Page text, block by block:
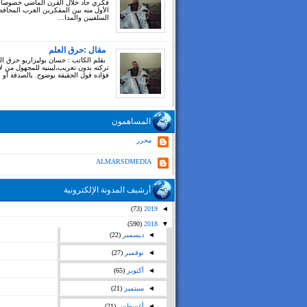
فكري حاد خلال القرن الماضي
الأول منه بين المفكرين العرب
السلفيين والمدا...
مقال :حرق العلم
بقلم الكاتب : حسان بوليزاريو حرق
تركته بدون تعريب،ليبنيه للمجهول من
فؤاده قول الحقيقة بوضوح. بالصدفة أو
المساهمون
محرر
ALMARSDMEDIA
أرشيف المدونة الإلكترونية
◄
2019
(73)
▼
2018
(590)
◄ ديسمبر (22)
◄ نوفمبر (27)
◄ أكتوبر (65)
◄ سبتمبر (21)